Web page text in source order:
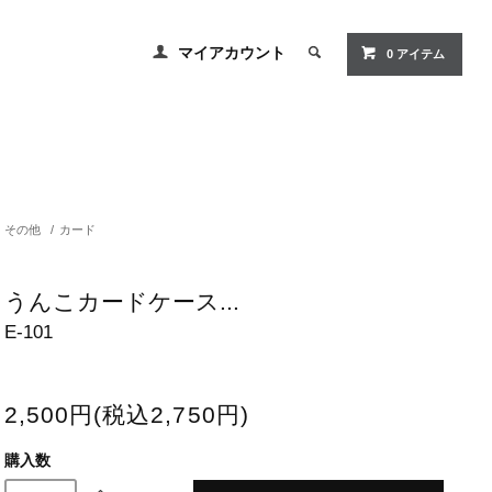
マイアカウント 0 アイテム
その他 / カード
うんこカードケース...
E-101
2,500円(税込2,750円)
購入数